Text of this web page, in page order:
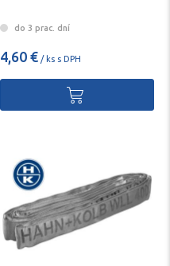
do 3 prac. dní
4,60 € / ks s DPH